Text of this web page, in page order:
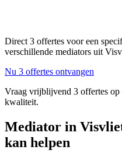
Direct 3 offertes voor een
verschillende mediators uit
Nu 3 offertes ontvangen
Vraag vrijblijvend 3 offertes
kwaliteit.
Mediator in
kan helpen